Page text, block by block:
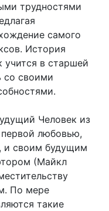
трудностями
самого
История
учится в старшей
со своими
Человек из
первой любовью,
и своим будущим
(Майкл
По мере
такие